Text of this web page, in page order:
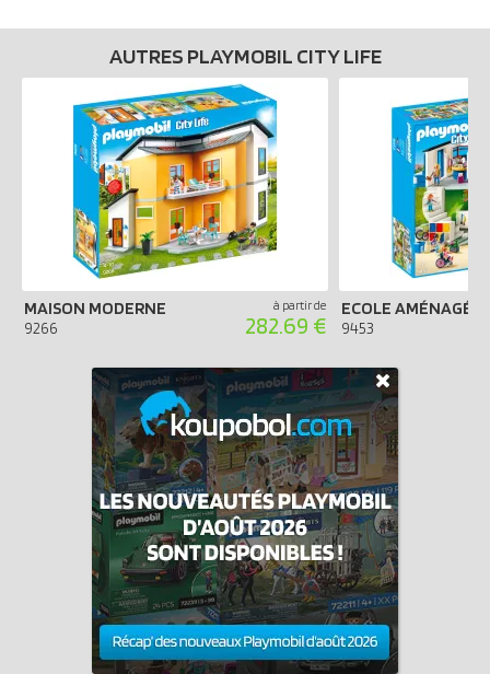
AUTRES PLAYMOBIL CITY LIFE
MAISON MODERNE
9266
à partir de
282.69 €
ECOLE AMÉNAGÉE
9453